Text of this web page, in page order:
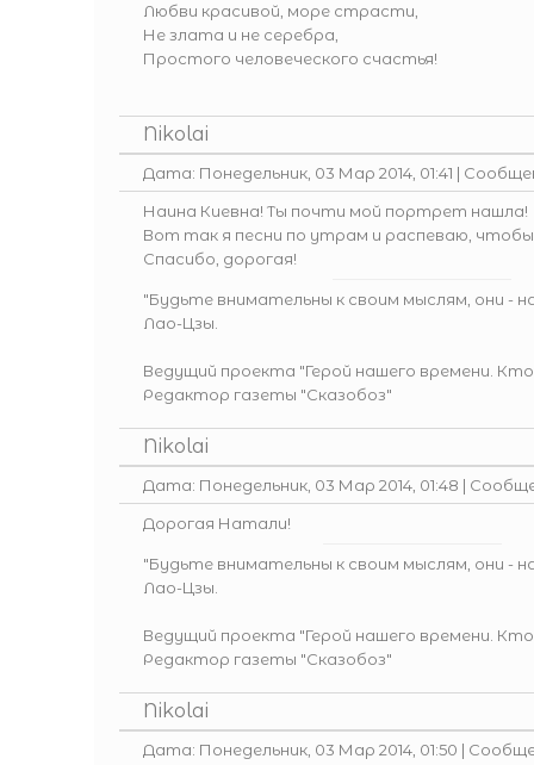
Любви красивой, море страсти,
Не злата и не серебра,
Простого человеческого счастья!
Nikolai
Дата: Понедельник, 03 Мар 2014, 01:41 |
Наина Киевна! Ты почти мой портрет нашла!
Вот так я песни по утрам и распеваю,
Спасибо, дорогая!
"Будьте внимательны к своим мыслям, они -
Лао-Цзы.
Ведущий проекта "Герой нашего времени.
Редактор газеты "Сказобоз"
Nikolai
Дата: Понедельник, 03 Мар 2014, 01:48 |
Дорогая Натали!
"Будьте внимательны к своим мыслям, они -
Лао-Цзы.
Ведущий проекта "Герой нашего времени.
Редактор газеты "Сказобоз"
Nikolai
Дата: Понедельник, 03 Мар 2014, 01:50 |